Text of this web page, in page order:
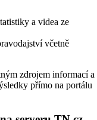
a videa ze
včetně
zdrojem informací a
přímo na portálu